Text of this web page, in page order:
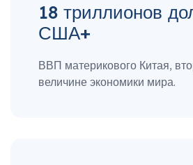
18 триллионов
США+
ВВП материкового Китая,
величине экономики мира.